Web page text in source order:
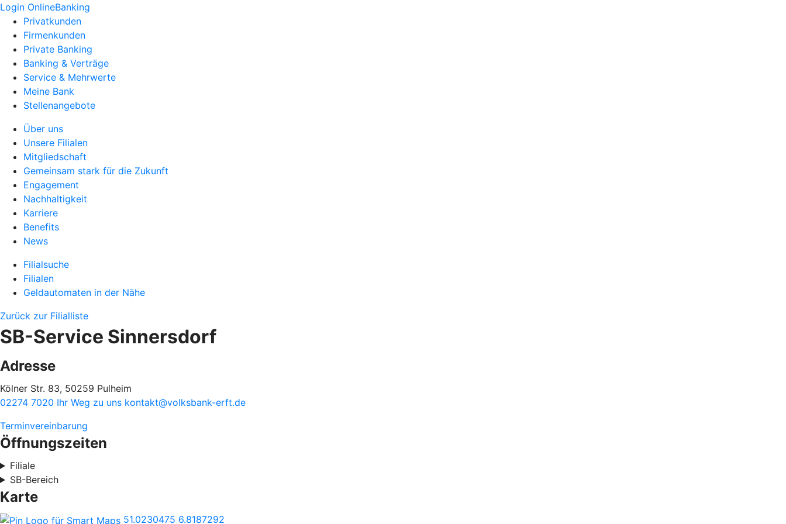
Login OnlineBanking
Privatkunden
Firmenkunden
Private Banking
Banking & Verträge
Service & Mehrwerte
Meine Bank
Stellenangebote
Über uns
Unsere Filialen
Mitgliedschaft
Gemeinsam stark für die Zukunft
Engagement
Nachhaltigkeit
Karriere
Benefits
News
Filialsuche
Filialen
Geldautomaten in der Nähe
Zurück zur Filialliste
SB-Service Sinnersdorf
Adresse
Kölner Str. 83, 50259 Pulheim
02274 7020 Ihr Weg zu uns kontakt@volksbank-erft.de
Terminvereinbarung
Öffnungszeiten
Filiale
SB-Bereich
Karte
51.0230475 6.8187292